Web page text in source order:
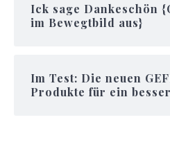
Ick sage Dankeschön
im Bewegtbild aus}
Im Test: Die neuen
Produkte für ein